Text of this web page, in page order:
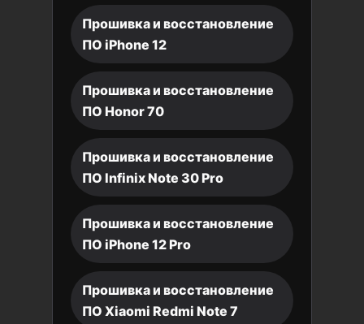
Прошивка и восстановление
ПО iPhone 12
Прошивка и восстановление
ПО Honor 70
Прошивка и восстановление
ПО Infinix Note 30 Pro
Прошивка и восстановление
ПО iPhone 12 Pro
Прошивка и восстановление
ПО Xiaomi Redmi Note 7